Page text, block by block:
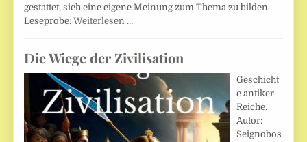
gestattet, sich eine eigene Meinung zum Thema zu bilden.
Leseprobe:Weiterlesen …
Die Wiege der Zivilisation
Geschicht
e antiker
Reiche.
Autor:
Seignobos